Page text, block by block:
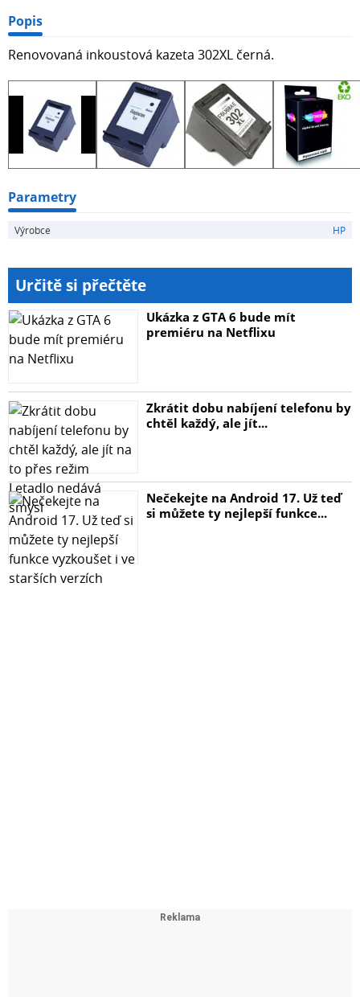
Popis
Renovovaná inkoustová kazeta 302XL černá.
Parametry
Výrobce HP
Určitě si přečtěte
Ukázka z GTA 6 bude mít
premiéru na Netflixu
Zkrátit dobu nabíjení telefonu by
chtěl každý, ale jít...
Nečekejte na Android 17. Už teď
si můžete ty nejlepší funkce...